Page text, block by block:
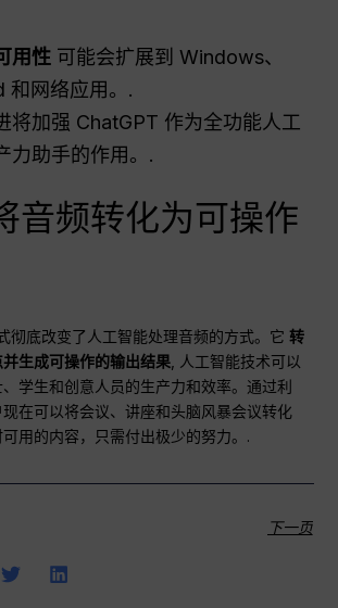
用性 可能会扩展到 Windows、
和网络应用。.
将加强 ChatGPT 作为全功能人工
力助手的作用。.
音频转化为可操作
彻底改变了人工智能处理音频的方式。它转
生成可操作的输出结果 , 人工智能技术可以
学生和创意人员的生产力和效率。通过利
在可以将会议、讲座和头脑风暴会议转化
用的内容，只需付出极少的努力。.
下一页